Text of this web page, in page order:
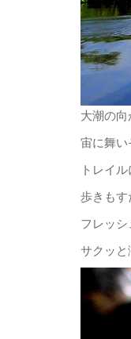
大潮の
宙に舞
トレイ
歩きもす
フレッ
サクッ